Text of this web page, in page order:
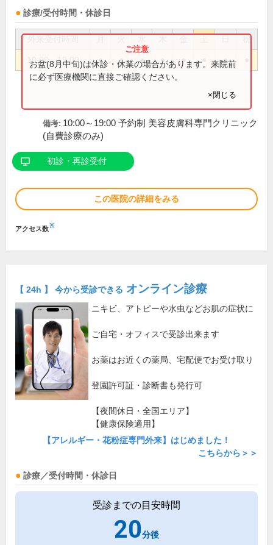
診療/受付時間・休診日
祝
10:00～19:00 ● ● ● ● ● ●
お盆(8月中旬)は休診・休業の場合があります。来院前
に必ず医療機関に直接ご確認ください。
×閉じる
備考: 10:00～19:00 予約制 美容皮膚科専門クリニック
(自費診療のみ)
初診・再診受付
この医院の詳細をみる
アクセス数※
【 24h 】 今から受診できる オンライン診療
ニキビ、アトピーや水虫などお肌の症状に
ご自宅・オフィスで受診出来ます
お薬はお近くの薬局、宅配便でお受け取り
登園許可証・診断書も発行可
【夜間休日・全国エリア】
【健康保険適用】
【アレルギー・花粉症専門外来】はじめました！
こちらから＞＞
診療／受付時間・休診日
受診までの目安時間
20分後